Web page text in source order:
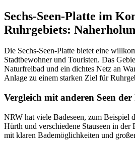
Sechs-Seen-Platte im
Ruhrgebiets:
Die Sechs-Seen-Platte bietet eine
Stadtbewohner und Touristen. Das
Naturfreibad und ein dichtes Netz an
Anlage zu einem starken Ziel für
Vergleich mit anderen Seen der
NRW hat viele Badeseen, zum Beispiel
Hürth und verschiedene Stauseen in
mit klaren Bademöglichkeiten und